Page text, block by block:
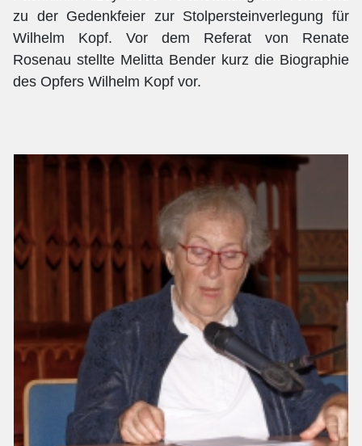
zu der Gedenkfeier zur Stolpersteinverlegung für
Wilhelm Kopf. Vor dem Referat von Renate
Rosenau stellte Melitta Bender kurz die Biographie
des Opfers Wilhelm Kopf vor.